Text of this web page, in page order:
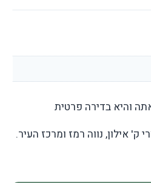
והיא בדירה פרטית
אילון, נווה רמז ומרכז העיר.